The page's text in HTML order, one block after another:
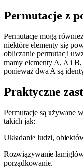
Permutacje z
Permutacje mogą
niektóre elementy się
obliczanie permutacji
mamy elementy A, A i
ponieważ dwa A są
Praktyczne
Permutacje są używane
takich jak:
Układanie ludzi,
Rozwiązywanie
porządkowanie.